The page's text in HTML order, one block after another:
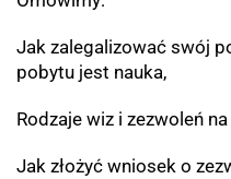
Jak zalegalizować swój
pobytu jest nauka,
Rodzaje wiz i zezwoleń
Jak złożyć wniosek o